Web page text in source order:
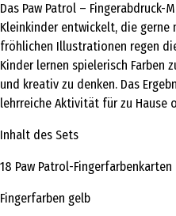
Das Paw Patrol –
Kleinkinder entwickelt, die gerne
fröhlichen Illustrationen regen
Kinder lernen spielerisch Farben
und kreativ zu denken. Das
lehrreiche Aktivität für zu Hause
Inhalt des Sets
18 Paw Patrol-Fingerfarbenkarten
Fingerfarben gelb